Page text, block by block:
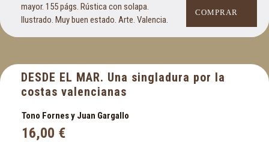
mayor. 155 págs. Rústica con solapa.
Ilustrado. Muy buen estado. Arte. Valencia.
COMPRAR
DESDE EL MAR. Una singladura por la
costas valencianas
Tono Fornes y Juan Gargallo
16,00 €